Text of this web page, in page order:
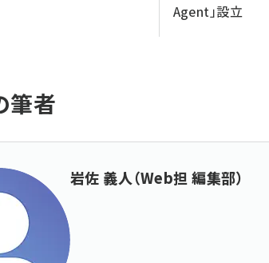
Agent」設立
筆者
岩佐 義人（Web担 編集部）